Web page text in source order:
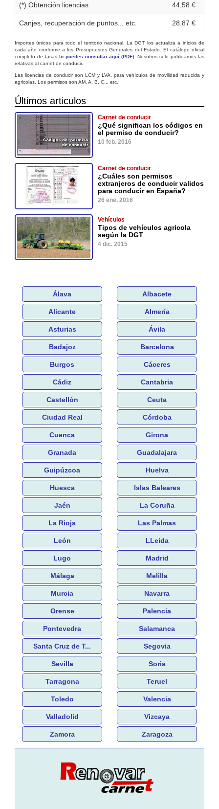
(*) Obtención licencias 44,58 €
Canjes, recuperación de puntos... etc. 28,87 €
Importes únicos para todo el territorio nacional. La DGT los actualiza a inicios de
cada año conforme a los Presupuestos Generales del Estado. El catálogo oficial
completo de tasas lo puedes consultar aquí (PDF) . Nosotros solo publicamos las
relativas al carnet de conducir.
Las licencias de conducir son LCM y LVA, para vehículos de movilidad reducida y
agricolas. Los permisos son AM, A, B, C... etc.
Últimos articulos
Carnet de conducir
¿Qué significan los códigos en
el permiso de conducir?
10 feb. 2016
Carnet de conducir
¿Cuáles son permisos
extranjeros de conducir validos
para conducir en España?
26 ene. 2016
Vehículos
Tipos de vehículos agricola
según la DGT
4 dic. 2015
Álava Albacete
Alicante Almería
Asturias Ávila
Badajoz Barcelona
Burgos Cáceres
Cádiz Cantabria
Castellón Ceuta
Ciudad Real Córdoba
Cuenca Girona
Granada Guadalajara
Guipúzcoa Huelva
Huesca Islas Baleares
Jaén La Coruña
La Rioja Las Palmas
León LLeida
Lugo Madrid
Málaga Melilla
Murcia Navarra
Orense Palencia
Pontevedra Salamanca
Santa Cruz de T... Segovia
Sevilla Soria
Tarragona Teruel
Toledo Valencia
Valladolid Vizcaya
Zamora Zaragoza